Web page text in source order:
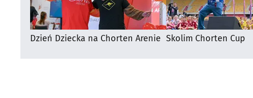
Dzień Dziecka na Chorten Arenie Skolim Chorten Cup